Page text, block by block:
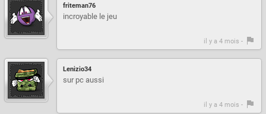
friteman76
incroyable le jeu
il y a 4 mois -
Lenizio34
sur pc aussi
il y a 4 mois -